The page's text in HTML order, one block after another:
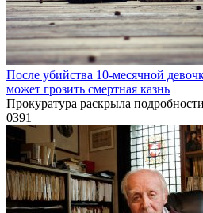
После убийства 10-месячной
может грозить смертная казнь
Прокуратура раскрыла
0391